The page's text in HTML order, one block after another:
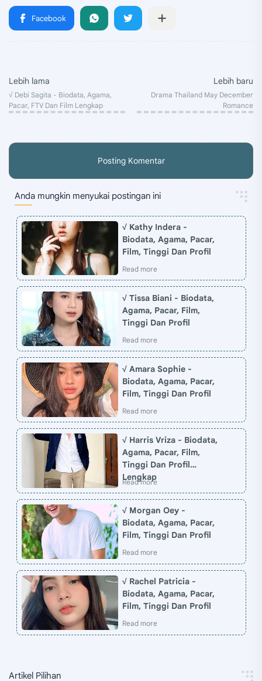
Posting Komentar
Anda mungkin menyukai postingan ini
√ Kathy Indera -
Biodata, Agama, Pacar,
Film, Tinggi Dan Profil
√ Tissa Biani - Biodata,
Agama, Pacar, Film,
Tinggi Dan Profil
√ Amara Sophie -
Biodata, Agama, Pacar,
Film, Tinggi Dan Profil
√ Harris Vriza - Biodata,
Agama, Pacar, Film,
Tinggi Dan Profil
Lengkap
√ Morgan Oey -
Biodata, Agama, Pacar,
Film, Tinggi Dan Profil
√ Rachel Patricia -
Biodata, Agama, Pacar,
Film, Tinggi Dan Profil
Artikel Pilihan